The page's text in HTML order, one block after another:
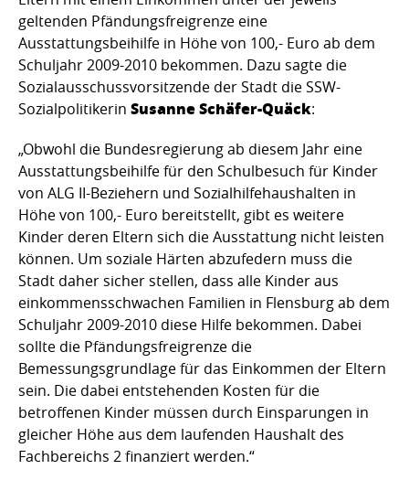
geltenden Pfändungsfreigrenze eine
Ausstattungsbeihilfe in Höhe von 100,- Euro ab dem
Schuljahr 2009-2010 bekommen. Dazu sagte die
Sozialausschussvorsitzende der Stadt die SSW-
Sozialpolitikerin Susanne Schäfer-Quäck:
„Obwohl die Bundesregierung ab diesem Jahr eine
Ausstattungsbeihilfe für den Schulbesuch für Kinder
von ALG II-Beziehern und Sozialhilfehaushalten in
Höhe von 100,- Euro bereitstellt, gibt es weitere
Kinder deren Eltern sich die Ausstattung nicht leisten
können. Um soziale Härten abzufedern muss die
Stadt daher sicher stellen, dass alle Kinder aus
einkommensschwachen Familien in Flensburg ab dem
Schuljahr 2009-2010 diese Hilfe bekommen. Dabei
sollte die Pfändungsfreigrenze die
Bemessungsgrundlage für das Einkommen der Eltern
sein. Die dabei entstehenden Kosten für die
betroffenen Kinder müssen durch Einsparungen in
gleicher Höhe aus dem laufenden Haushalt des
Fachbereichs 2 finanziert werden.“